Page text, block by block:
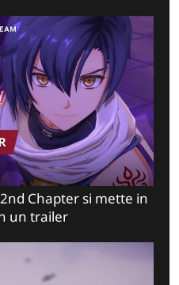
Chapter si mette in
un trailer